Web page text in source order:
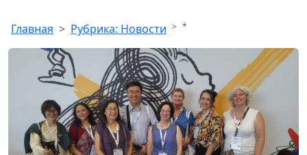
Главная Рубрика: Новости *